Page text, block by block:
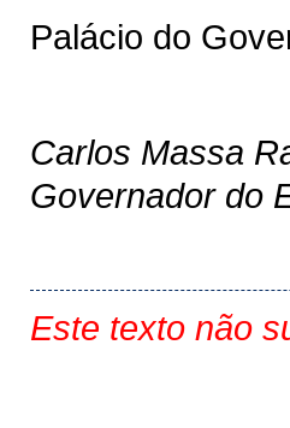
Palácio do
Carlos Massa
Governador do
Este texto não